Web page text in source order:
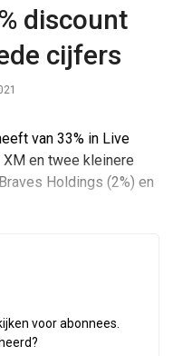
discount
cijfers
van 33% in Live
XM en twee kleinere
Holdings (2%) en
voor abonnees.